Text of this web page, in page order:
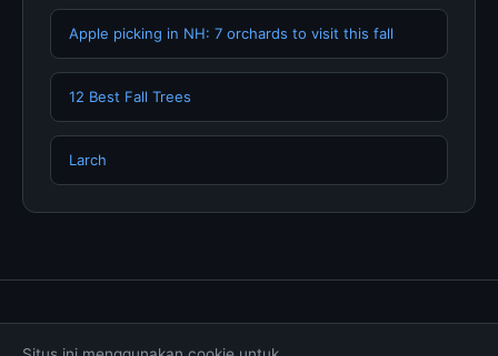
Apple picking in NH: 7 orchards to visit this fall
12 Best Fall Trees
Larch